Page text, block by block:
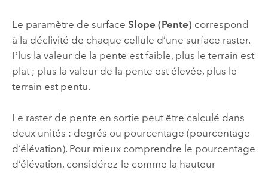
Le paramètre de surface Slope (Pente) correspond
à la déclivité de chaque cellule d’une surface raster.
Plus la valeur de la pente est faible, plus le terrain est
plat ; plus la valeur de la pente est élevée, plus le
terrain est pentu.
Le raster de pente en sortie peut être calculé dans
deux unités : degrés ou pourcentage (pourcentage
d’élévation). Pour mieux comprendre le pourcentage
d’élévation, considérez-le comme la hauteur